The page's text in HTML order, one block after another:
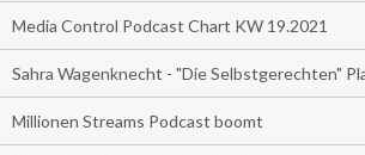
Media Control Podcast Chart KW 19.2021
Sahra Wagenknecht - "Die Selbstgerechten"
Millionen Streams Podcast boomt